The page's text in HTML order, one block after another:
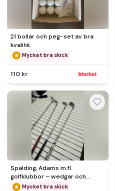
21 bollar och peg-set av bra
kvalité.
Mycket bra skick
110 kr
Spalding, Adams m.fl.
golfklubbor – wedgar och
putterMycket bra skick